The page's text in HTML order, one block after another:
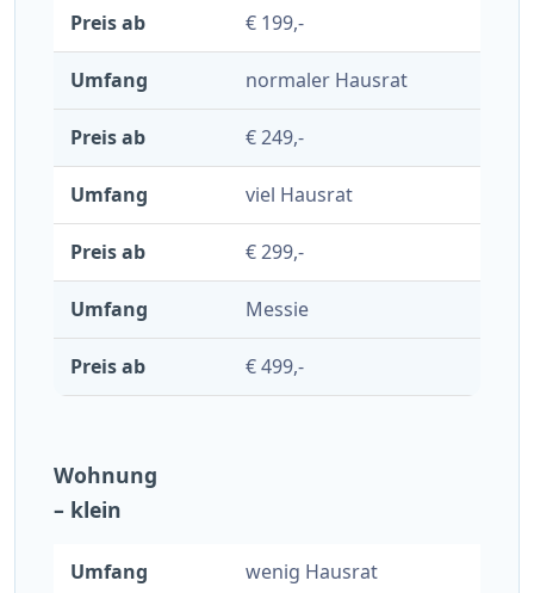
€ 199,-
normaler Hausrat
€ 249,-
viel Hausrat
€ 299,-
Messie
€ 499,-
Wohnung
– klein
wenig Hausrat